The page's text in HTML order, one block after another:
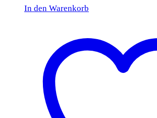
In den Warenkorb